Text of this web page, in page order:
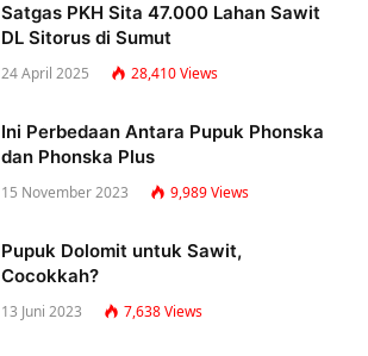
Satgas PKH Sita 47.000 Lahan Sawit
DL Sitorus di Sumut
24 April 2025 28,410Views
Ini Perbedaan Antara Pupuk Phonska
dan Phonska Plus
15 November 2023 9,989Views
Pupuk Dolomit untuk Sawit,
Cocokkah?
13 Juni 2023 7,638Views